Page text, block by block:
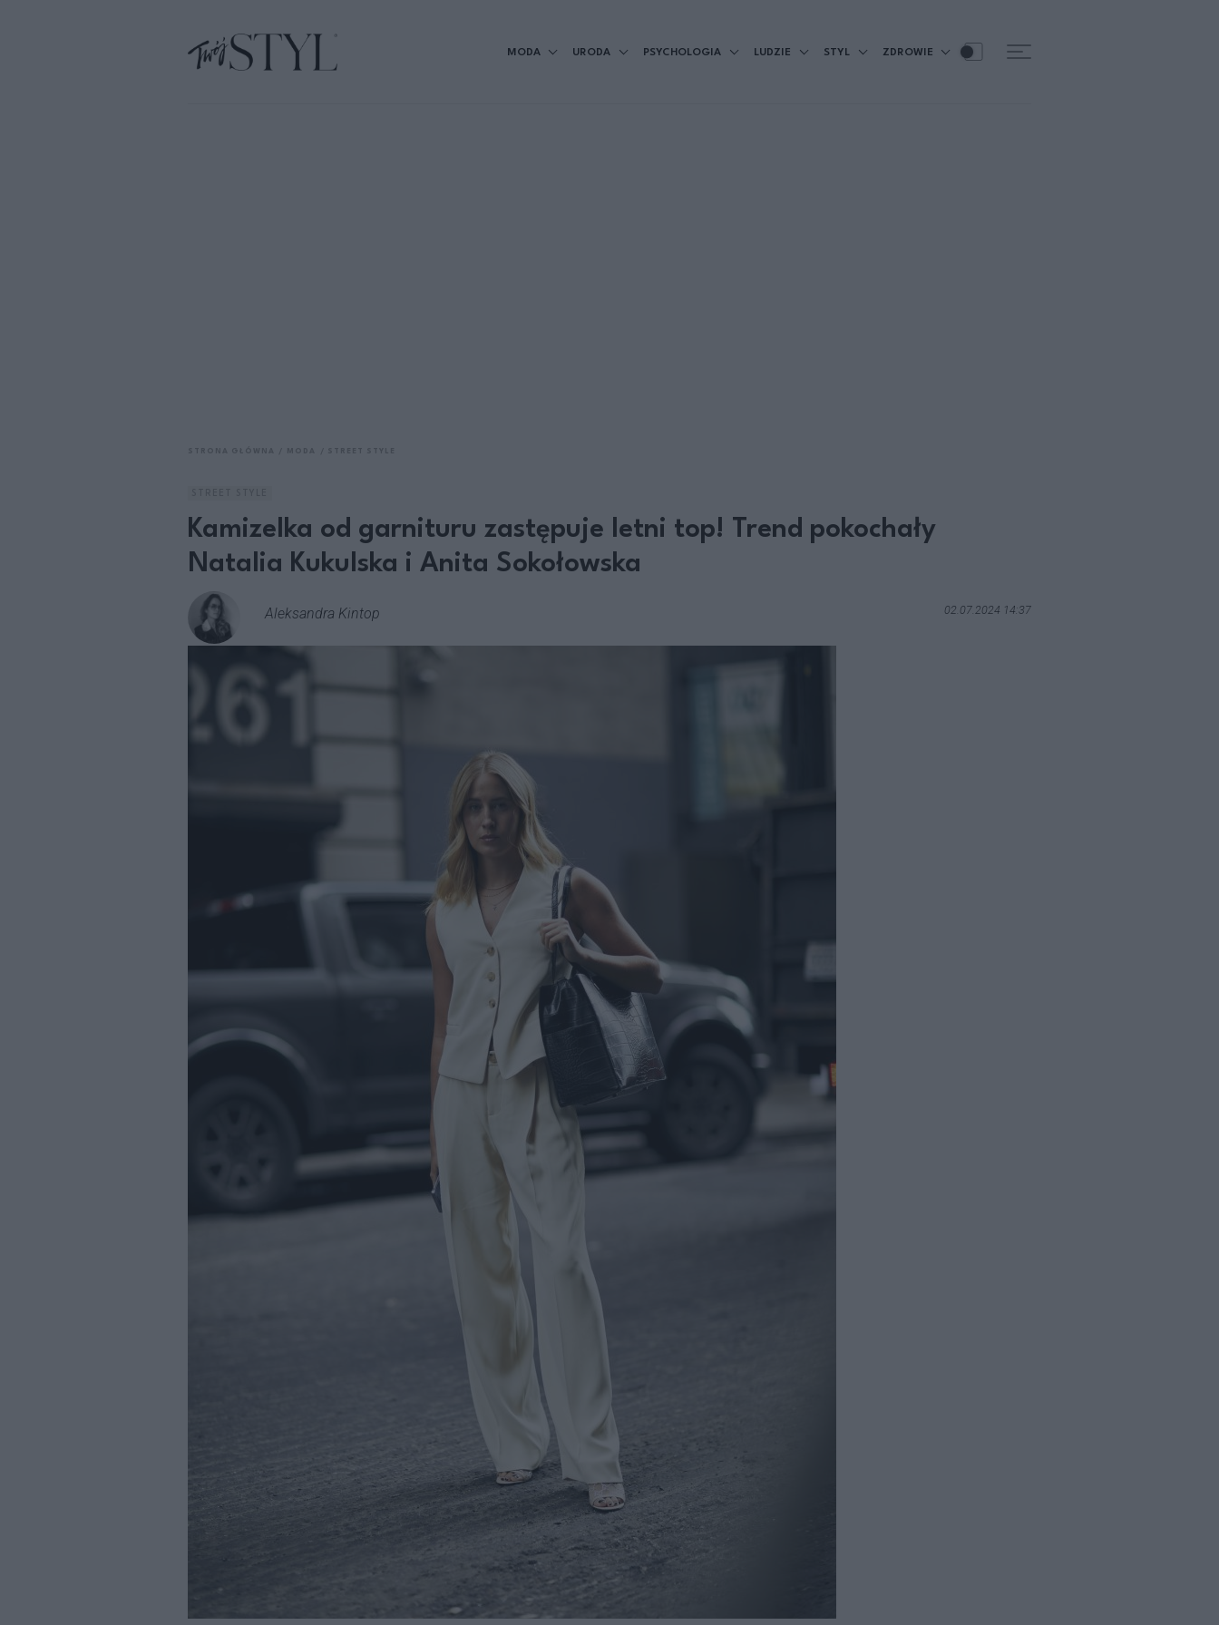
MODA URODA PSYCHOLOGIA LUDZIE STYL ZDROWIE
Kamizelka od garnituru zastępuje letni top! Trend pokochały
Natalia Kukulska i Anita Sokołowska
Aleksandra Kintop 02.07.2024 14:37